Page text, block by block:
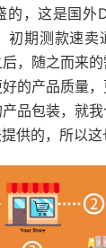
的，这是国外
初期测款速卖
，随之而来
的产品质量
品包装，就
供的，所以这